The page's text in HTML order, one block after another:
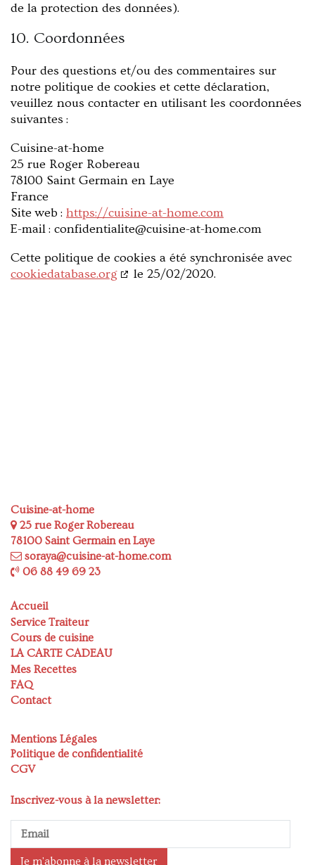
de la protection des données).
10. Coordonnées
Pour des questions et/ou des commentaires sur
notre politique de cookies et cette déclaration,
veuillez nous contacter en utilisant les coordonnées
suivantes :
Cuisine-at-home
25 rue Roger Robereau
78100 Saint Germain en Laye
France
Site web : https://cuisine-at-home.com
E-mail : moc.emoh-ta-enisiuc@etilaitnedifnoc
Cette politique de cookies a été synchronisée avec
cookiedatabase.org
le 25/02/2020.
Cuisine-at-home
25 rue Roger Robereau
78100 Saint Germain en Laye
soraya@cuisine-at-home.com
06 88 49 69 23
Accueil
Service Traiteur
Cours de cuisine
LA CARTE CADEAU
Mes Recettes
FAQ
Contact
Mentions Légales
Politique de confidentialité
CGV
Inscrivez-vous à la newsletter: